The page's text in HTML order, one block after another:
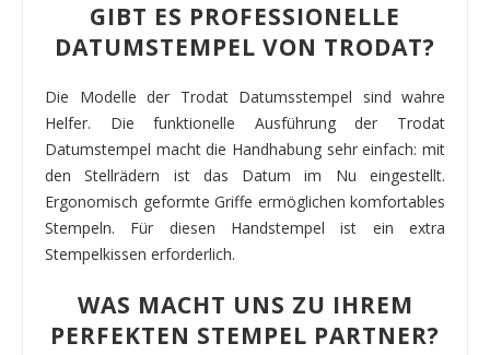
GIBT ES PROFESSIONELLE
DATUMSTEMPEL VON TRODAT?
Die Modelle der Trodat Datumsstempel sind wahre
Helfer. Die funktionelle Ausführung der Trodat
Datumstempel macht die Handhabung sehr einfach: mit
den Stellrädern ist das Datum im Nu eingestellt.
Ergonomisch geformte Griffe ermöglichen komfortables
Stempeln. Für diesen Handstempel ist ein extra
Stempelkissen erforderlich.
WAS MACHT UNS ZU IHREM
PERFEKTEN STEMPEL PARTNER?